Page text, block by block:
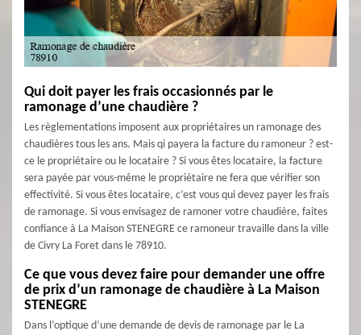
Qui doit payer les frais occasionnés par le
ramonage d’une chaudière ?
Les règlementations imposent aux propriétaires un ramonage des
chaudières tous les ans. Mais qi payera la facture du ramoneur ? est-
ce le propriétaire ou le locataire ? Si vous êtes locataire, la facture
sera payée par vous-même le propriétaire ne fera que vérifier son
effectivité. Si vous êtes locataire, c’est vous qui devez payer les frais
de ramonage. Si vous envisagez de ramoner votre chaudière, faites
confiance à La Maison STENEGRE ce ramoneur travaille dans la ville
de Civry La Foret dans le 78910.
Ce que vous devez faire pour demander une offre
de prix d’un ramonage de chaudière à La Maison
STENEGRE
Dans l’optique d’une demande de devis de ramonage par le La